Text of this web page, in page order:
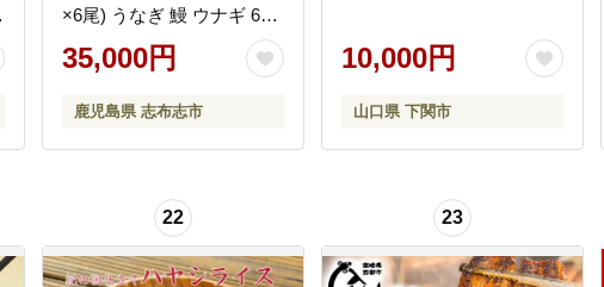
×6尾) うなぎ 鰻 ウナギ 6尾
国産 九州産 蒲焼き かばや
き 冷凍 うな重 ひつまぶし
c5-039-yy
35,000円
鹿児島県 志布志市
10,000円
山口県 下関市
22 23